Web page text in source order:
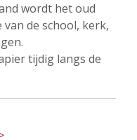
wordt het oud
de school, kerk,
tijdig langs de